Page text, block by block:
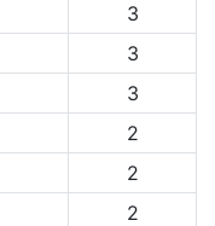
3
3
3
2
2
2